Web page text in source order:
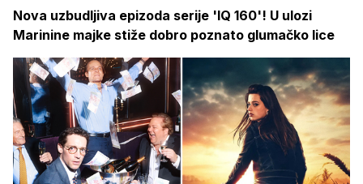
Nova uzbudljiva epizoda serije 'IQ 160'! U ulozi
Marinine majke stiže dobro poznato glumačko lice